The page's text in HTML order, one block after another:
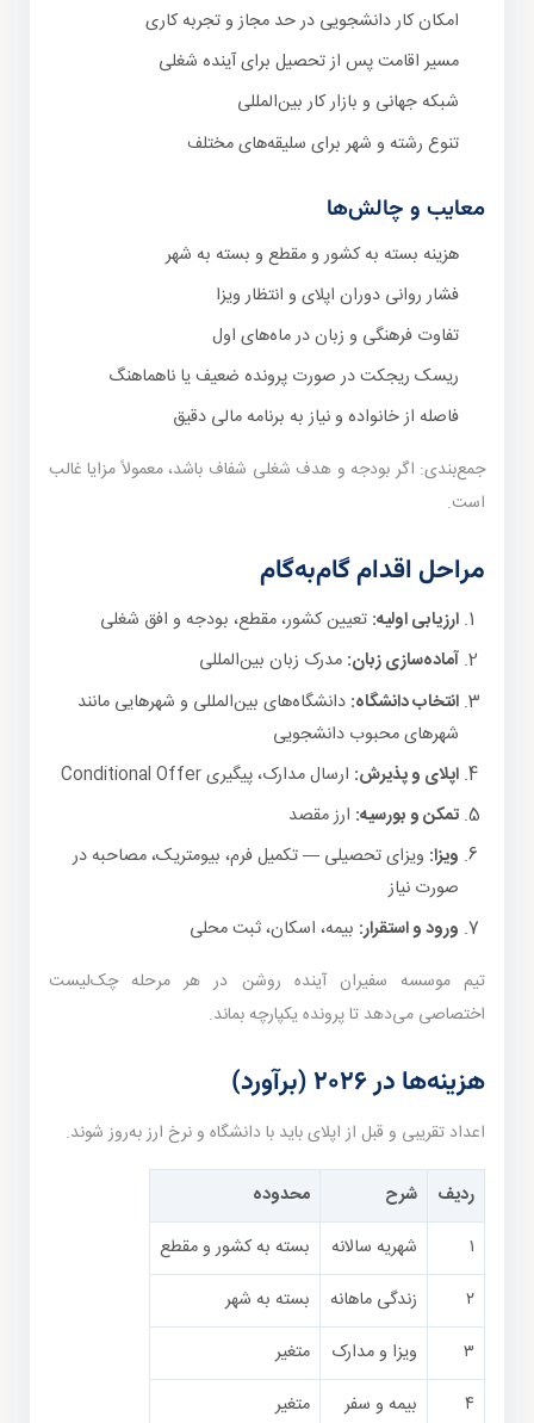
امکان کار دانشجویی در حد مجاز و تجربه کاری
مسیر اقامت پس از تحصیل برای آینده شغلی
شبکه جهانی و بازار کار بین‌المللی
تنوع رشته و شهر برای سلیقه‌های مختلف
معایب و چالش‌ها
هزینه بسته به کشور و مقطع و بسته به شهر
فشار روانی دوران اپلای و انتظار ویزا
تفاوت فرهنگی و زبان در ماه‌های اول
ریسک ریجکت در صورت پرونده ضعیف یا ناهماهنگ
فاصله از خانواده و نیاز به برنامه مالی دقیق
جمع‌بندی: اگر بودجه و هدف شغلی شفاف باشد، معمولاً مزایا غالب
است.
مراحل اقدام گام‌به‌گام
ارزیابی اولیه: تعیین کشور، مقطع، بودجه و افق شغلی
آماده‌سازی زبان: مدرک زبان بین‌المللی
انتخاب دانشگاه: دانشگاه‌های بین‌المللی و شهرهایی مانند
شهرهای محبوب دانشجویی
اپلای و پذیرش: ارسال مدارک، پیگیری Conditional Offer
تمکن و بورسیه: ارز مقصد
ویزا: ویزای تحصیلی — تکمیل فرم، بیومتریک، مصاحبه در
صورت نیاز
ورود و استقرار: بیمه، اسکان، ثبت محلی
تیم موسسه سفیران آینده روشن در هر مرحله چک‌لیست
اختصاصی می‌دهد تا پرونده یکپارچه بماند.
هزینه‌ها در ۲۰۲۶ (برآورد)
اعداد تقریبی و قبل از اپلای باید با دانشگاه و نرخ ارز به‌روز شوند.
ردیف شرح
محدوده
۱
شهریه سالانه
بسته به کشور و مقطع
۲
زندگی ماهانه
بسته به شهر
۳
ویزا و مدارک
متغیر
۴
بیمه و سفر متغیر